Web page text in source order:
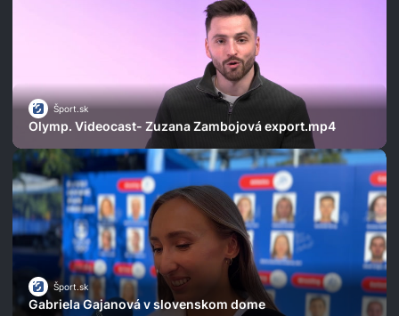
Šport.sk
Olymp. Videocast- Zuzana Zambojová export.mp4
Šport.sk
Gabriela Gajanová v slovenskom dome